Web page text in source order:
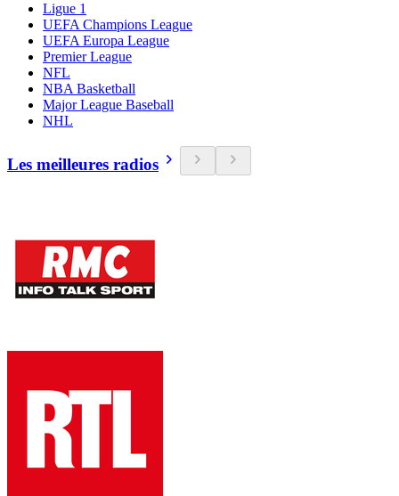
Ligue 1
UEFA Champions League
UEFA Europa League
Premier League
NFL
NBA Basketball
Major League Baseball
NHL
Les meilleures radios